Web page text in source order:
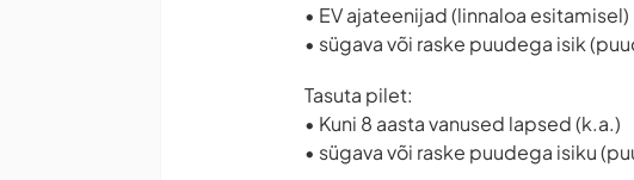
• EV ajateenijad (linnaloa esitamisel)
• sügava või raske puudega isik
Tasuta pilet:
• Kuni 8 aasta vanused lapsed (k.a.)
• sügava või raske puudega isiku